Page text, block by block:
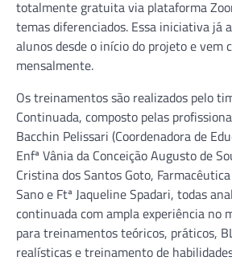
totalmente gratuita via plataforma
temas diferenciados. Essa iniciativa já
alunos desde o início do projeto e vem
mensalmente.
Os treinamentos são realizados pelo
Continuada, composto pelas
Bacchin Pelissari (Coordenadora de
Enfª Vânia da Conceição Augusto de
Cristina dos Santos Goto,
Sano e Ftª Jaqueline Spadari, todas
continuada com ampla experiência no
para treinamentos teóricos, práticos,
realísticas e treinamento de